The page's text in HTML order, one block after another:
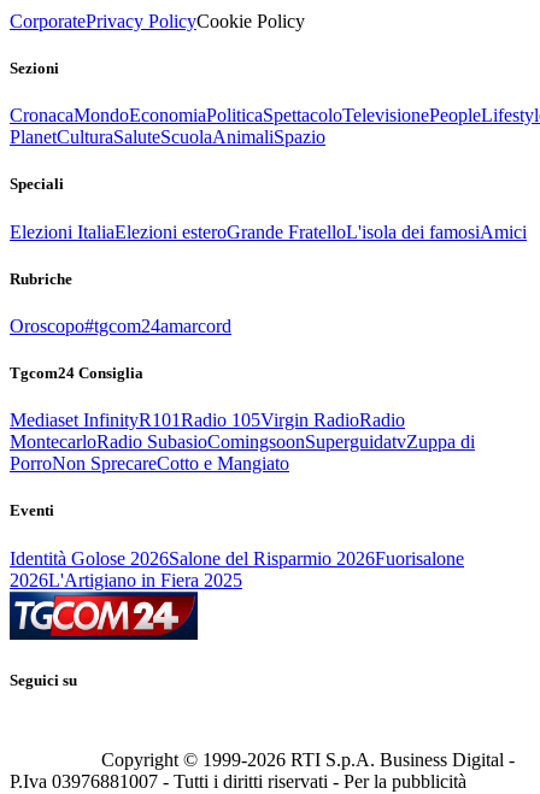
CorporatePrivacy PolicyCookie Policy
Sezioni
CronacaMondoEconomiaPoliticaSpettacoloTelevisionePeople
PlanetCulturaSaluteScuolaAnimaliSpazio
Speciali
Elezioni ItaliaElezioni esteroGrande FratelloL'isola dei famosiAmici
Rubriche
Oroscopo#tgcom24amarcord
Tgcom24 Consiglia
Mediaset InfinityR101Radio 105Virgin RadioRadio
MontecarloRadio SubasioComingsoonSuperguidatvZuppa di
PorroNon SprecareCotto e Mangiato
Eventi
Identità Golose 2026Salone del Risparmio 2026Fuorisalone
2026L'Artigiano in Fiera 2025
Seguici su
Copyright © 1999-2026 RTI S.p.A. Business Digital -
P.Iva 03976881007 - Tutti i diritti riservati - Per la pubblicità